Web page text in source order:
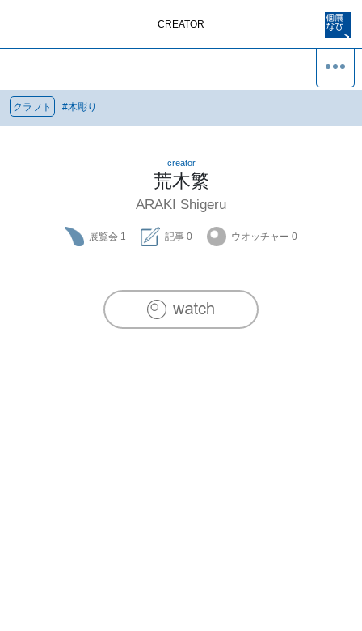
CREATOR
クラフト #木彫り
creator
荒木繁
ARAKI Shigeru
展覧会 1 記事 0 ウオッチャー 0